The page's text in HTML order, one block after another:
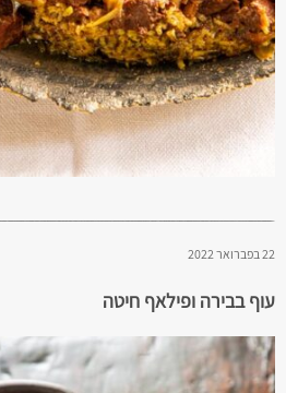
22 בפברואר 2022
עוף בבירה ופילאף חיטה